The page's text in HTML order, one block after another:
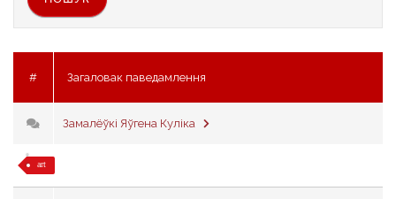
# Загаловак паведамлення
Замалёўкі Яўгена Куліка
art